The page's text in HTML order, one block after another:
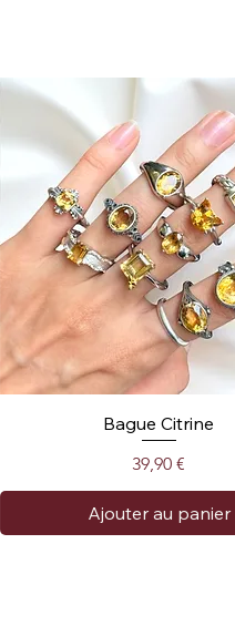
Bague Citrine
Prix
39,90 €
Ajouter au panier